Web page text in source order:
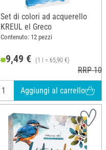
Set di colori ad acquerello
KREUL el Greco
Contenuto: 12 pezzi
9,49 € (1 l = 65,90 €)
RRP
Aggiungi al carrello